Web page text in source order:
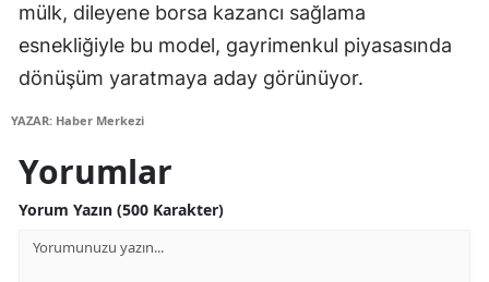
Bayburt
Karaman
mülk, dileyene borsa kazancı sağlama
esnekliğiyle bu model, gayrimenkul piyasasında
dönüşüm yaratmaya aday görünüyor.
YAZAR: Haber Merkezi
Yorumlar
Yorum Yazın (500 Karakter)